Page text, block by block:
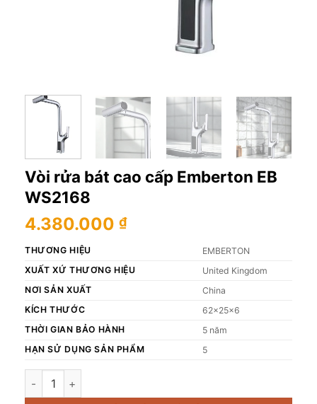
Vòi rửa bát cao cấp Emberton EB
WS2168
4.380.000 ₫
THƯƠNG HIỆU
EMBERTON
XUẤT XỨ THƯƠNG HIỆU
United Kingdom
NƠI SẢN XUẤT
China
KÍCH THƯỚC
62x25x6
THỜI GIAN BẢO HÀNH
5 năm
HẠN SỬ DỤNG SẢN PHẨM
5
Vòi rửa bát cao cấp Emberton EB WS2168 số lượng